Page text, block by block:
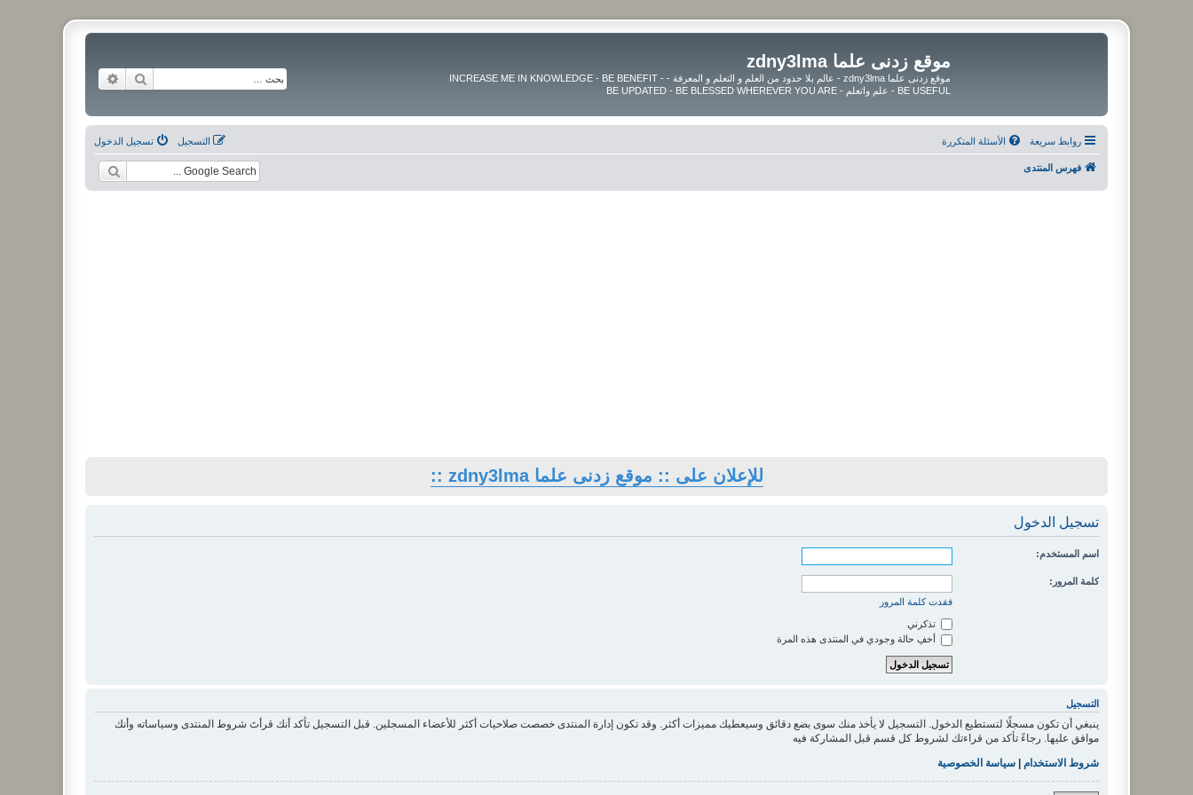
موقع زدنى علما zdny3lma
موقع زدنى علما zdny3lma - عالم بلا حدود من العلم و التعلم و المعرفة - INCREASE ME IN KNOWLEDGE - BE BENEFIT -
BE USEFUL - علم واتعلم - BE UPDATED - BE BLESSED WHEREVER YOU ARE
بحث
روابط سريعة الأسئلة المتكررة تسجيل الدخول التسجيل
فهرس المنتدى
للإعلان على :: موقع زدنى علما zdny3lma ::
تسجيل الدخول
اسم المستخدم:
كلمة المرور:
فقدت كلمة المرور
تذكرني
أخفِ حالة وجودي في المنتدى هذه المرة
التسجيل
ينبغي أن تكون مسجلًا لتستطيع الدخول. التسجيل لا يأخذ منك سوى بضع دقائق وسيعطيك مميزات أكثر. وقد تكون إدارة المنتدى خصصت صلاحيات أكثر للأعضاء المسجلين. قبل التسجيل تأكد أنك قرأتَ شروط المنتدى وسياساته وأنك
موافق عليها. رجاءً تأكد من قراءتك لشروط كل قسم قبل المشاركة فيه
شروط الاستخدام
سياسة الخصوصية